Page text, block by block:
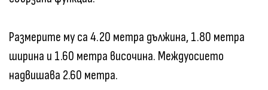
Размерите му са 4.20 метра дължина, 1.80 метра
ширина и 1.60 метра височина. Междуосието
надвишава 2.60 метра.